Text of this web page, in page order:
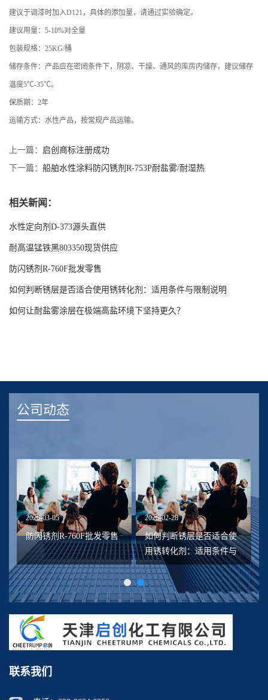
建议于调漆时加入D121 ，具体的添加量，请通过实验确定。
建议用量： 5-10%对全量
包装规格： 25KG/桶
储存条件： 产品应在密闭条件下，阴凉、干燥、通风的库房内储存，建议储存
温度5℃-35℃。
保质期 ： 2年
运输方式： 水性产品，按常规产品运输。
上一篇： 启创商标注册成功
下一篇： 船舶水性涂料防闪锈剂R-753P耐盐雾/耐湿热
相关新闻：
水性定向剂D-373源头直供
耐高温锰铁黑803350现货供应
防闪锈剂R-760F批发零售
如何判断锈层是否适合使用锈转化剂：适用条件与限制说明
如何让耐盐雾涂层在极端高盐环境下坚持更久？
公司动态
2026-03-05
防闪锈剂R-760F批发零售
2026-02-28
如何判断锈层是否适合使
用锈转化剂：适用条件与
限制说明
联系我们